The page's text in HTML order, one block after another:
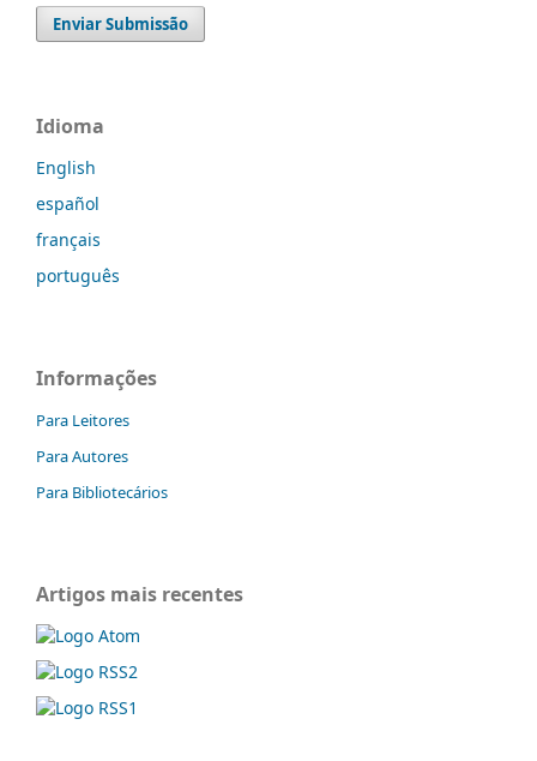
Enviar Submissão
Idioma
English
español
français
português
Informações
Para Leitores
Para Autores
Para Bibliotecários
Artigos mais recentes